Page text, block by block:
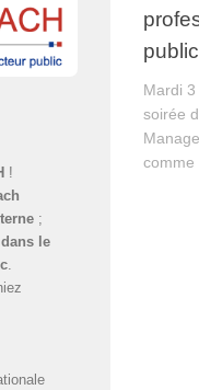
Mardi
soirée
comme
!
;
dans le
.